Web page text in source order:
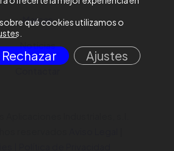
Marcas
Noticias
qué cookies utilizamos o
Rechazar Ajustes